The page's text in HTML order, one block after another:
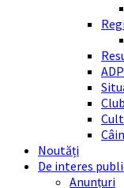
Noutăți
De interes
Anunțuri